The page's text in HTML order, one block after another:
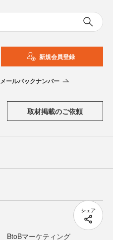
シェア
新規会員登録
メールバックナンバー
取材掲載のご依頼
BtoBマーケティング